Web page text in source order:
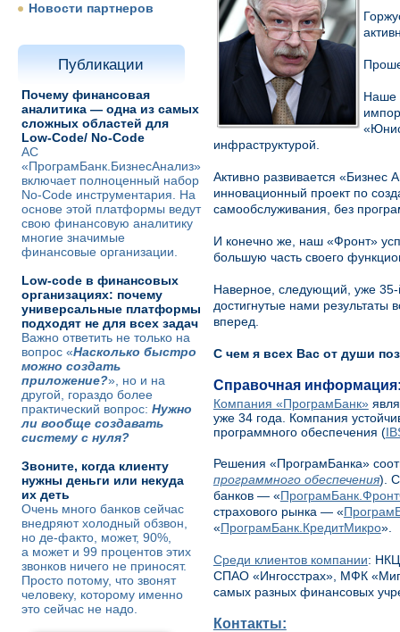
Новости партнеров
Публикации
Почему финансовая
аналитика — одна из самых
сложных областей для
Low-Code/ No-Code
АС
«ПрограмБанк.БизнесАнализ»
включает полноценный набор
No-Code инструментария. На
основе этой платформы ведут
свою финансовую аналитику
многие значимые
финансовые организации.
Low-code в финансовых
организациях: почему
универсальные платформы
подходят не для всех задач
Важно ответить не только на
вопрос «Насколько быстро
можно создать
приложение?», но и на
другой, гораздо более
практический вопрос: Нужно
ли вообще создавать
систему с нуля?
Звоните, когда клиенту
нужны деньги или некуда
их деть
Очень много банков сейчас
внедряют холодный обзвон,
но де-факто, может, 90%,
а может и 99 процентов этих
звонков ничего не приносят.
Просто потому, что звонят
человеку, которому именно
это сейчас не надо.
Наше
инфраструктурой.
Активно развивается «Бизнес
инновационный проект по
самообслуживания, без
И конечно же, наш «Фронт»
большую часть своего
Наверное, следующий, уже
достигнутые нами
вперед.
С чем я всех Вас от души
Справочная
Компания «ПрограмБанк»
уже 34 года. Компания
программного обеспечения (
Решения «ПрограмБанка»
программного обеспечения).
банков — «
страхового рынка — «
«ПрограмБанк.КредитМикро».
Среди клиентов компании:
СПАО «Ингосстрах», МФК
самых разных финансовых
Контакты: